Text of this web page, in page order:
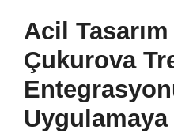
Acil
Çukurova
Uygulamaya